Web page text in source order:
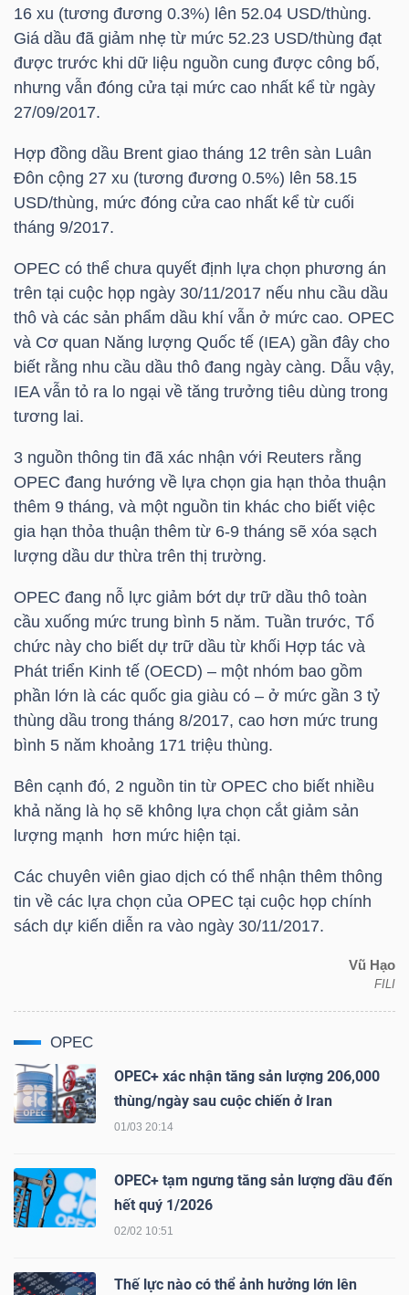
16 xu (tương đương 0.3%) lên 52.04 USD/thùng.
Giá dầu đã giảm nhẹ từ mức 52.23 USD/thùng đạt
được trước khi dữ liệu nguồn cung được công bố,
nhưng vẫn đóng cửa tại mức cao nhất kể từ ngày
27/09/2017.
Hợp đồng dầu Brent giao tháng 12 trên sàn Luân
Đôn cộng 27 xu (tương đương 0.5%) lên 58.15
USD/thùng, mức đóng cửa cao nhất kể từ cuối
tháng 9/2017.
OPEC có thể chưa quyết định lựa chọn phương án
trên tại cuộc họp ngày 30/11/2017 nếu nhu cầu dầu
thô và các sản phẩm dầu khí vẫn ở mức cao. OPEC
và Cơ quan Năng lượng Quốc tế (IEA) gần đây cho
biết rằng nhu cầu dầu thô đang ngày càng. Dẫu vậy,
IEA vẫn tỏ ra lo ngại về tăng trưởng tiêu dùng trong
tương lai.
3 nguồn thông tin đã xác nhận với Reuters rằng
OPEC đang hướng về lựa chọn gia hạn thỏa thuận
thêm 9 tháng, và một nguồn tin khác cho biết việc
gia hạn thỏa thuận thêm từ 6-9 tháng sẽ xóa sạch
lượng dầu dư thừa trên thị trường.
OPEC đang nỗ lực giảm bớt dự trữ dầu thô toàn
cầu xuống mức trung bình 5 năm. Tuần trước, Tổ
chức này cho biết dự trữ dầu từ khối Hợp tác và
Phát triển Kinh tế (OECD) – một nhóm bao gồm
phần lớn là các quốc gia giàu có – ở mức gần 3 tỷ
thùng dầu trong tháng 8/2017, cao hơn mức trung
bình 5 năm khoảng 171 triệu thùng.
Bên cạnh đó, 2 nguồn tin từ OPEC cho biết nhiều
khả năng là họ sẽ không lựa chọn cắt giảm sản
lượng mạnh hơn mức hiện tại.
Các chuyên viên giao dịch có thể nhận thêm thông
tin về các lựa chọn của OPEC tại cuộc họp chính
sách dự kiến diễn ra vào ngày 30/11/2017.
Vũ Hạo
FILI
OPEC
OPEC+ xác nhận tăng sản lượng 206,000
thùng/ngày sau cuộc chiến ở Iran
01/03 20:14
OPEC+ tạm ngưng tăng sản lượng dầu đến
hết quý 1/2026
02/02 10:51
Thế lực nào có thể ảnh hưởng lớn lên
TÀI
CHÍNH
NHÂN
PHÂN
TÍCH
VIETSTOCKFINANCE
VĨ
MÔ
NGÀNH
DOANH
NGHIỆP
CỔ
PHIẾU
PHÁI
SINH
TRÁI
ĐẦU
TƯ
TRUY
XUẤT
LIỆU